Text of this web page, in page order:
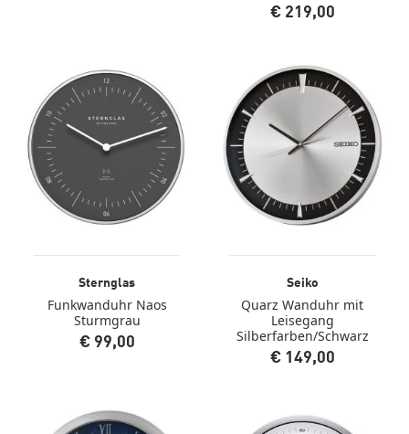
€ 219,00
Sternglas
Funkwanduhr Naos
Sturmgrau
€ 99,00
Seiko
Quarz Wanduhr mit
Leisegang
Silberfarben/Schwarz
€ 149,00